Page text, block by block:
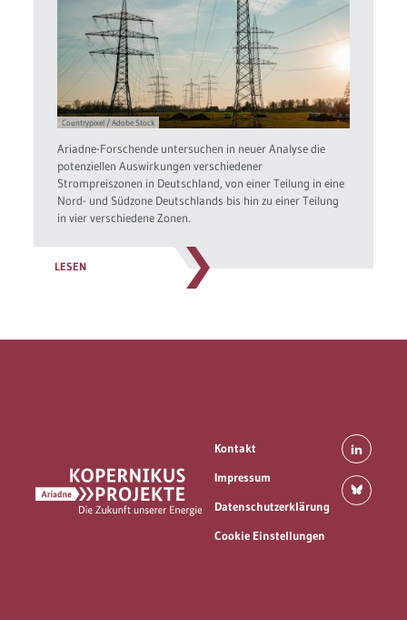
Countrypixel / Adobe Stock
Ariadne-Forschende untersuchen in neuer Analyse die
potenziellen Auswirkungen verschiedener
Strompreiszonen in Deutschland, von einer Teilung in eine
Nord- und Südzone Deutschlands bis hin zu einer Teilung
in vier verschiedene Zonen.
LESEN
Kontakt
Impressum
Datenschutzerklärung
Cookie Einstellungen